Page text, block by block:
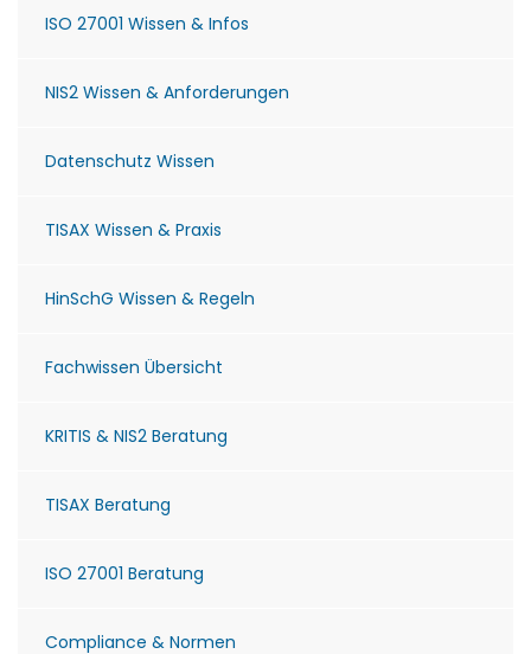
ISO 27001 Wissen & Infos
NIS2 Wissen & Anforderungen
Datenschutz Wissen
TISAX Wissen & Praxis
HinSchG Wissen & Regeln
Fachwissen Übersicht
KRITIS & NIS2 Beratung
TISAX Beratung
ISO 27001 Beratung
Compliance & Normen